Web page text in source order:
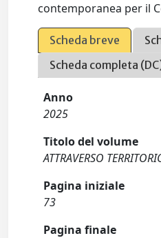
contemporanea per il
Scheda breve
Scheda completa
Anno
2025
Titolo del volume
ATTRAVERSO
Pagina iniziale
73
Pagina finale